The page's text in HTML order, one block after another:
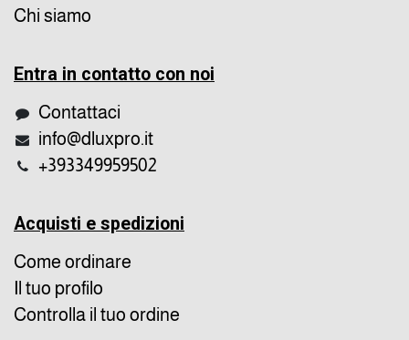
Chi siamo
Entra in contatto con noi
Contattaci
info@dluxpro.it
+393349959502
Acquisti e spedizioni
Come ordinare
Il tuo profilo
Controlla il tuo ordine